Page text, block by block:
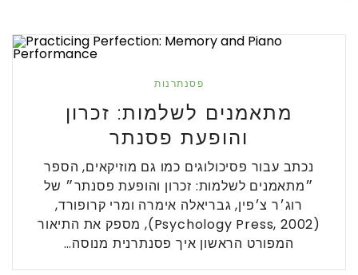
פסנתרנות
מתאמנים לשלמות: זכרון
והופעת פסנתר
נכתב עבור פסיכולוגים כמו גם מוזיקאים, הספר
״מתאמנים לשלמות: זכרון והופעת פסנתר״ של
רוג׳ר צ׳פין, גבריאלה אימרה ומרי קרופורד,
(Psychology Press, 2002), מספק את התיאור
המפורט הראשון איך פסנתרנית מנוסה…